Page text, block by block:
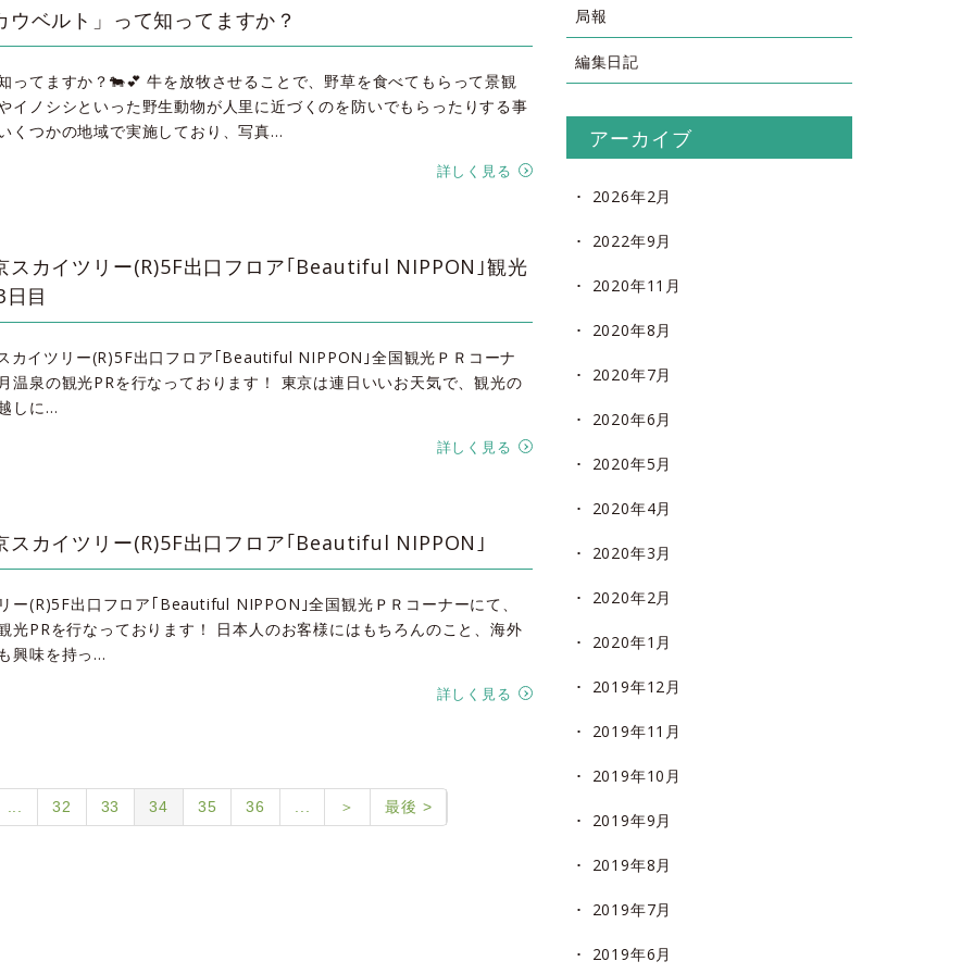
ウベルト」って知ってますか？
ってますか？🐄💕 牛を放牧させることで、野草を食べてもらって景観
イノシシといった野生動物が人里に近づくのを防いでもらったりする事
くつかの地域で実施しており、写真…
詳しく見る
スカイツリー(R)5F出口フロア｢Beautiful NIPPON｣観光
日目
カイツリー(R)5F出口フロア｢Beautiful NIPPON｣全国観光ＰＲコーナ
温泉の観光PRを行なっております！ 東京は連日いいお天気で、観光の
しに…
詳しく見る
スカイツリー(R)5F出口フロア｢Beautiful NIPPON｣
ー(R)5F出口フロア｢Beautiful NIPPON｣全国観光ＰＲコーナーにて、
光PRを行なっております！ 日本人のお客様にはもちろんのこと、海外
興味を持っ…
詳しく見る
32 33 34 35 36 ＞ 最後 >
局報
編集日記
アーカイブ
2026年2月
2022年9月
2020年11月
2020年8月
2020年7月
2020年6月
2020年5月
2020年4月
2020年3月
2020年2月
2020年1月
2019年12月
2019年11月
2019年10月
2019年9月
2019年8月
2019年7月
2019年6月